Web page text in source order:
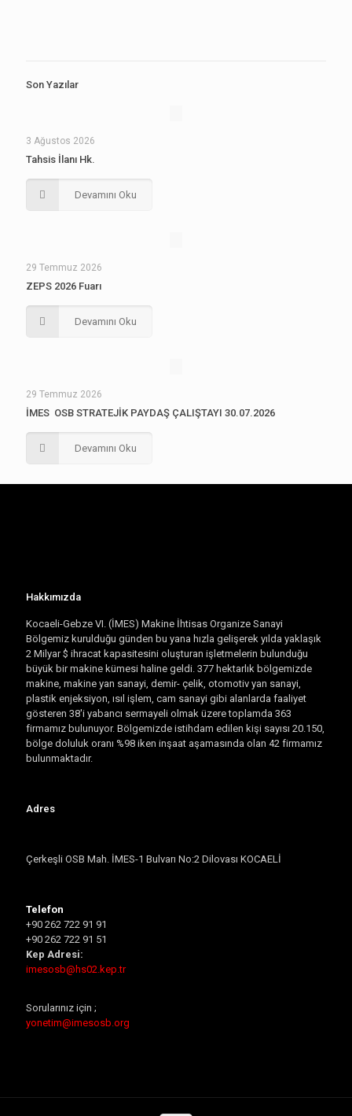
Son Yazılar
3 Ağustos 2026
Tahsis İlanı Hk.
Devamını Oku
29 Temmuz 2026
ZEPS 2026 Fuarı
Devamını Oku
29 Temmuz 2026
İMES OSB STRATEJİK PAYDAŞ ÇALIŞTAYI 30.07.2026
Devamını Oku
Hakkımızda
Kocaeli-Gebze VI. (İMES) Makine İhtisas Organize Sanayi
Bölgemiz kurulduğu günden bu yana hızla gelişerek yılda yaklaşık
2 Milyar $ ihracat kapasitesini oluşturan işletmelerin bulunduğu
büyük bir makine kümesi haline geldi. 377 hektarlık bölgemizde
makine, makine yan sanayi, demir- çelik, otomotiv yan sanayi,
plastik enjeksiyon, ısıl işlem, cam sanayi gibi alanlarda faaliyet
gösteren 38'i yabancı sermayeli olmak üzere toplamda 363
firmamız bulunuyor. Bölgemizde istihdam edilen kişi sayısı 20.150,
bölge doluluk oranı %98 iken inşaat aşamasında olan 42 firmamız
bulunmaktadır.
Adres
Çerkeşli OSB Mah. İMES-1 Bulvarı No:2 Dilovası KOCAELİ
Telefon
+90 262 722 91 91
+90 262 722 91 51
Kep Adresi:
imesosb@hs02.kep.tr
Sorularınız için ;
yonetim@imesosb.org